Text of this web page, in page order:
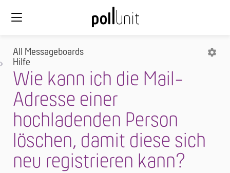
All Messageboards
Hilfe
Wie kann ich die Mail-
Adresse einer
hochladenden Person
löschen, damit diese sich
neu registrieren kann?